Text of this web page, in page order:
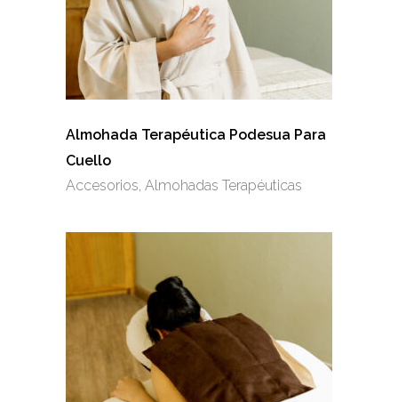
Almohada Terapéutica Podesua Para
Cuello
Accesorios, Almohadas Terapéuticas